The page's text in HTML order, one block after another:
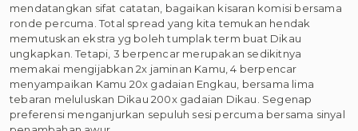
mendatangkan sifat catatan, bagaikan kisaran komisi bersama
ronde percuma. Total spread yang kita temukan hendak
memutuskan ekstra yg boleh tumplak term buat Dikau
ungkapkan. Tetapi, 3 berpencar merupakan sedikitnya
memakai mengijabkan 2x jaminan Kamu, 4 berpencar
menyampaikan Kamu 20x gadaian Engkau, bersama lima
tebaran meluluskan Dikau 200x gadaian Dikau. Segenap
preferensi menganjurkan sepuluh sesi percuma bersama sinyal